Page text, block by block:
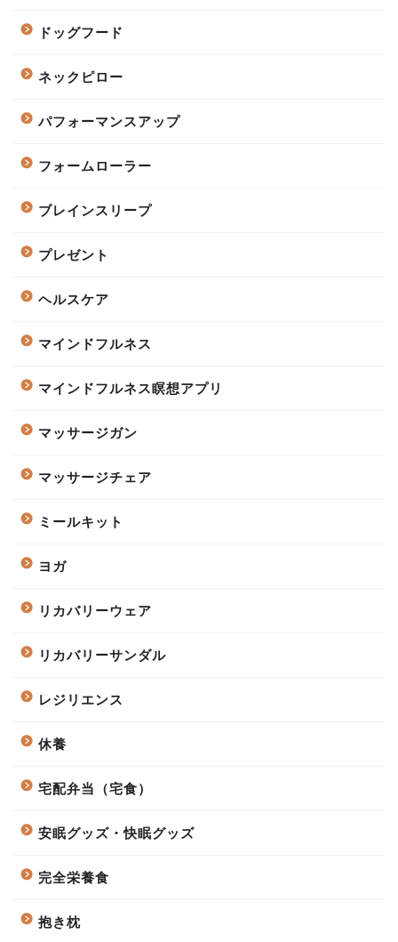
ドッグフード
ネックピロー
パフォーマンスアップ
フォームローラー
ブレインスリープ
プレゼント
ヘルスケア
マインドフルネス
マインドフルネス瞑想アプリ
マッサージガン
マッサージチェア
ミールキット
ヨガ
リカバリーウェア
リカバリーサンダル
レジリエンス
休養
宅配弁当（宅食）
安眠グッズ・快眠グッズ
完全栄養食
抱き枕